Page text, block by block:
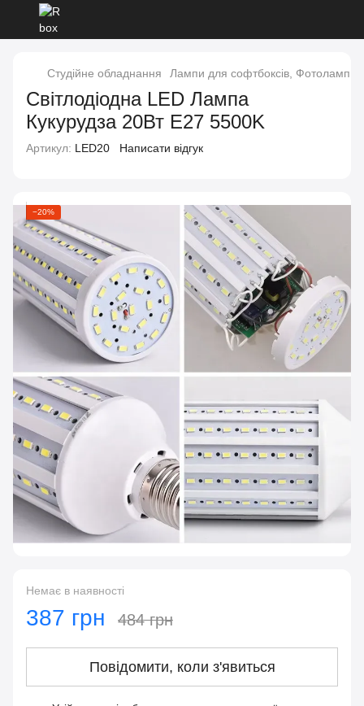
Студійне обладнання Лампи для софтбоксів, Фотолампи
Світлодіодна LED Лампа
Кукурудза 20Вт E27 5500K
Артикул: LED20 Написати відгук
−20%
Немає в наявності
387 грн 484 грн
Повідомити, коли з'явиться